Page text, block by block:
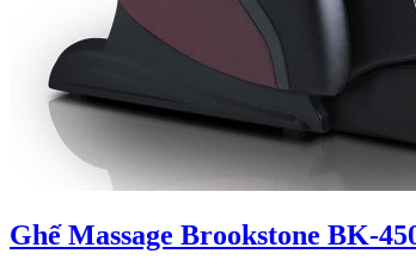
Ghế Massage Brookstone BK-